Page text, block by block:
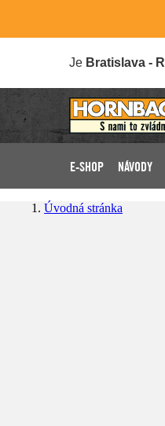
Je Bratislava -
E-SHOP NÁVODY
Úvodná stránka